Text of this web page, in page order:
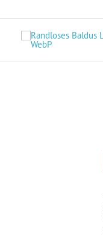
Inhalt
springen